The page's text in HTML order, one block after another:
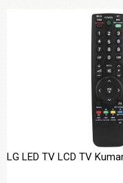
LG LED TV LCD TV